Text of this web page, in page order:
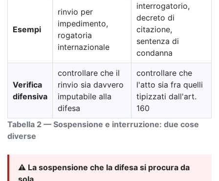
Tabella 2 — Sospensione e interruzione: due cose
diverse
Esempi
rinvio per
impedimento,
rogatoria
internazionale
interrogatorio,
decreto di
citazione,
sentenza di
condanna
Verifica
difensiva
controllare che il
rinvio sia davvero
imputabile alla
difesa
controllare che
l'atto sia fra quelli
tipizzati dall'art.
160
⚠️ La sospensione che la difesa si procura da
sola